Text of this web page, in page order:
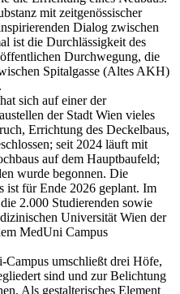
mit zeitgenössischer
Dialog zwischen
ist die Durchlässigkeit des
Durchwegung, die
Spitalgasse (Altes AKH)
sich auf einer der
der Stadt Wien vieles
Errichtung des Deckelbaus,
seit 2024 läuft mit
auf dem Hauptbaufeld;
wurde begonnen. Die
ist für Ende 2026 geplant. Im
2.000 Studierenden sowie
Universität Wien der
MedUni Campus
umschließt drei Höfe,
sind und zur Belichtung
Als gestalterisches Element